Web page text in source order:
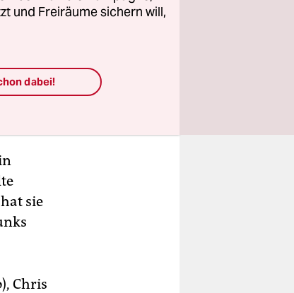
hat sie
Chris
und Freiräume sichern will,
dabei!